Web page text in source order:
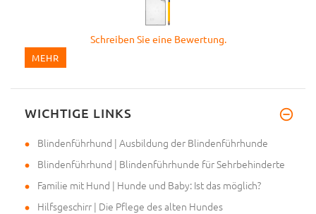
Schreiben Sie eine Bewertung.
MEHR
WICHTIGE LINKS
Blindenführhund | Ausbildung der Blindenführhunde
Blindenführhund | Blindenführhunde für Sehrbehinderte
Familie mit Hund | Hunde und Baby: Ist das möglich?
Hilfsgeschirr | Die Pflege des alten Hundes